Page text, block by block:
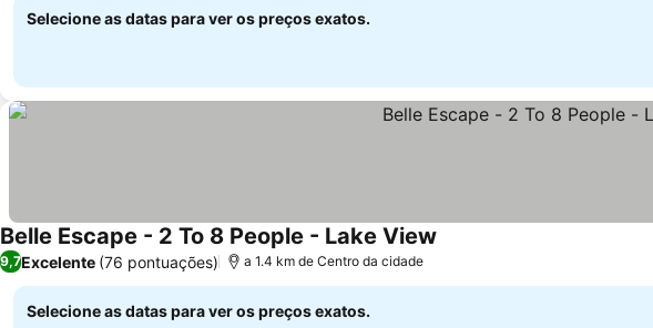
Selecione as datas para ver os preços exatos.
Belle Escape - 2 To 8 People - Lake View
9,7Excelente (76 pontuações) a 1.4 km de Centro da cidade
Selecione as datas para ver os preços exatos.